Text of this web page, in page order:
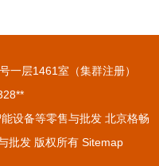
一层1461室（集群注册）
设备等零售与批发 北京格畅
批发 版权所有 Sitemap